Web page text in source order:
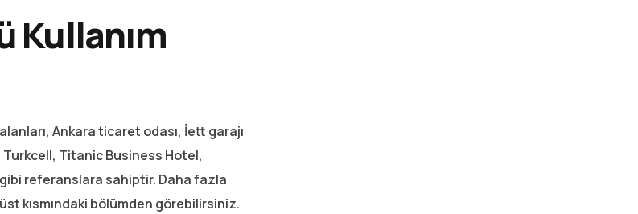
Kullanım
Ankara ticaret odası, İett garajı
Titanic Business Hotel,
gibi referanslara sahiptir. Daha fazla
kısmındaki bölümden görebilirsiniz.